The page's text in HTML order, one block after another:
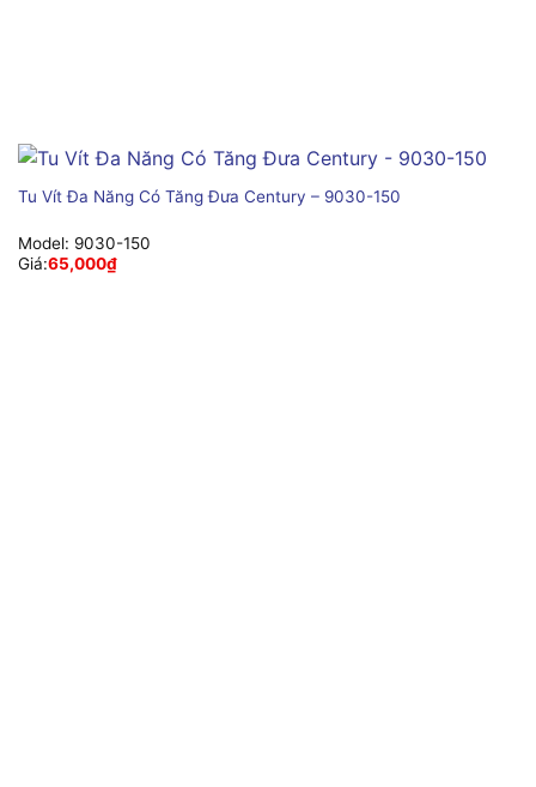
Tu Vít Đa Năng Có Tăng Đưa Century – 9030-150
Model: 9030-150
Giá:65,000₫